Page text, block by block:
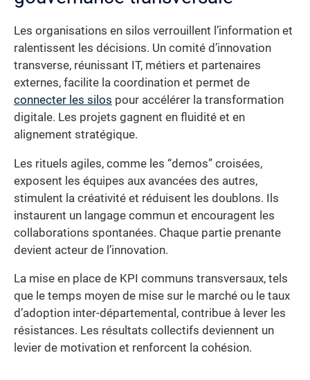
Les organisations en silos verrouillent l’information et
ralentissent les décisions. Un comité d’innovation
transverse, réunissant IT, métiers et partenaires
externes, facilite la coordination et permet de
connecter les silos pour accélérer la transformation
digitale. Les projets gagnent en fluidité et en
alignement stratégique.
Les rituels agiles, comme les “demos” croisées,
exposent les équipes aux avancées des autres,
stimulent la créativité et réduisent les doublons. Ils
instaurent un langage commun et encouragent les
collaborations spontanées. Chaque partie prenante
devient acteur de l’innovation.
La mise en place de KPI communs transversaux, tels
que le temps moyen de mise sur le marché ou le taux
d’adoption inter-départemental, contribue à lever les
résistances. Les résultats collectifs deviennent un
levier de motivation et renforcent la cohésion.